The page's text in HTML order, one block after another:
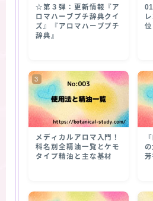
☆第３弾：更新情報『ア
ロマハーブプチ辞典クイ
ズ』『アロマハーブプチ
辞典』
位
メディカルアロマ入門！
科名別全精油一覧とケモ
タイプ精油と主な基材